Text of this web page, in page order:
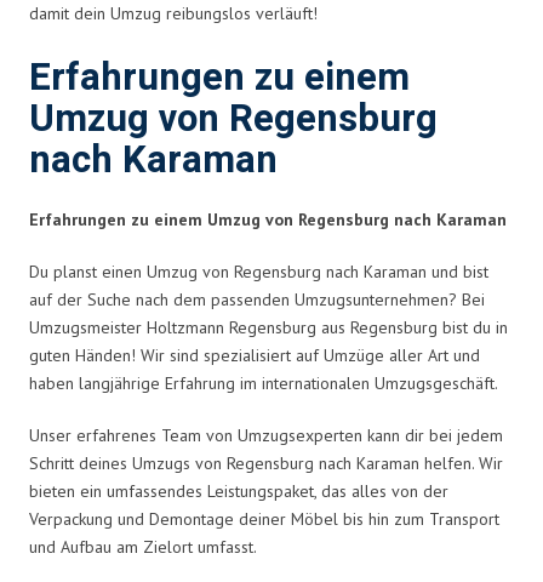
damit dein Umzug reibungslos verläuft!
Erfahrungen zu einem
Umzug von Regensburg
nach Karaman
Erfahrungen zu einem Umzug von Regensburg nach Karaman
Du planst einen Umzug von Regensburg nach Karaman und bist
auf der Suche nach dem passenden Umzugsunternehmen? Bei
Umzugsmeister Holtzmann Regensburg aus Regensburg bist du in
guten Händen! Wir sind spezialisiert auf Umzüge aller Art und
haben langjährige Erfahrung im internationalen Umzugsgeschäft.
Unser erfahrenes Team von Umzugsexperten kann dir bei jedem
Schritt deines Umzugs von Regensburg nach Karaman helfen. Wir
bieten ein umfassendes Leistungspaket, das alles von der
Verpackung und Demontage deiner Möbel bis hin zum Transport
und Aufbau am Zielort umfasst.